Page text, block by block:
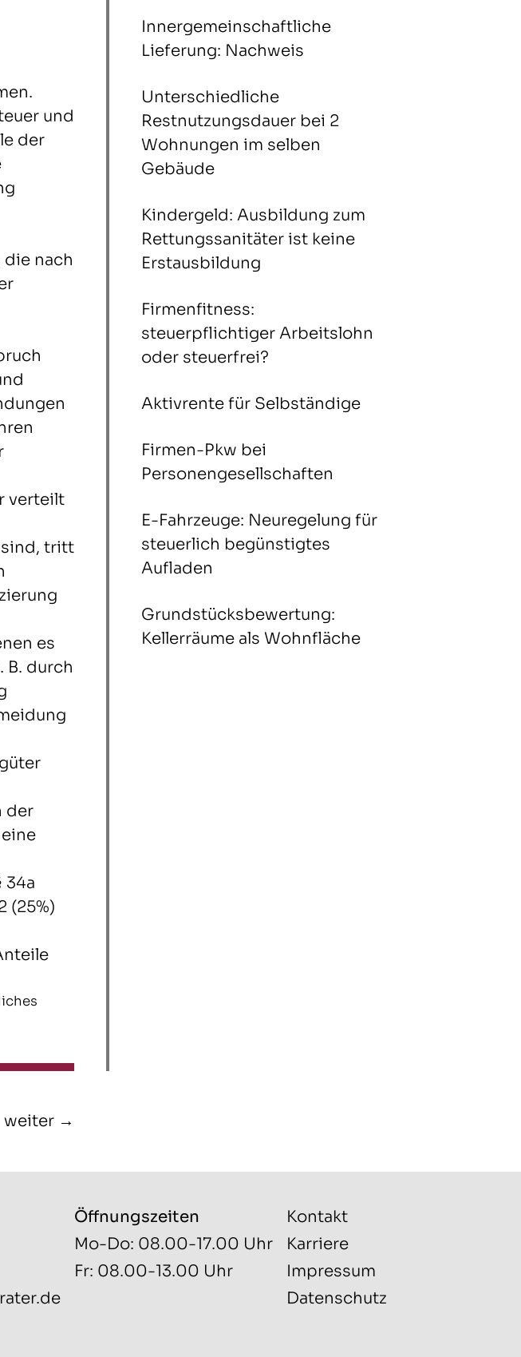
und
der
nach
verteilt
sind, tritt
es
B. durch
der
34a
(25%)
Innergemeinschaftliche
Lieferung: Nachweis
Unterschiedliche
Restnutzungsdauer bei 2
Wohnungen im selben
Gebäude
Kindergeld: Ausbildung zum
Rettungssanitäter ist keine
Erstausbildung
Firmenfitness:
steuerpflichtiger Arbeitslohn
oder steuerfrei?
Aktivrente für Selbständige
Firmen-Pkw bei
Personengesellschaften
E-Fahrzeuge: Neuregelung für
steuerlich begünstigtes
Aufladen
Grundstücksbewertung:
Kellerräume als Wohnfläche
weiter →
Öffnungszeiten
Mo-Do: 08.00-17.00 Uhr
Fr: 08.00-13.00 Uhr
Kontakt
Karriere
Impressum
Datenschutz